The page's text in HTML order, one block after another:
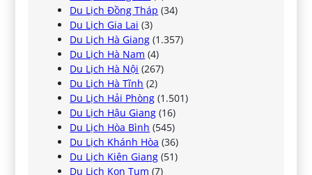
Du Lịch Đồng Tháp (34)
Du Lịch Gia Lai (3)
Du Lịch Hà Giang (1.357)
Du Lịch Hà Nam (4)
Du Lịch Hà Nội (267)
Du Lịch Hà Tĩnh (2)
Du Lịch Hải Phòng (1.501)
Du Lịch Hậu Giang (16)
Du Lịch Hòa Bình (545)
Du Lịch Khánh Hòa (36)
Du Lịch Kiên Giang (51)
Du Lịch Kon Tum (7)